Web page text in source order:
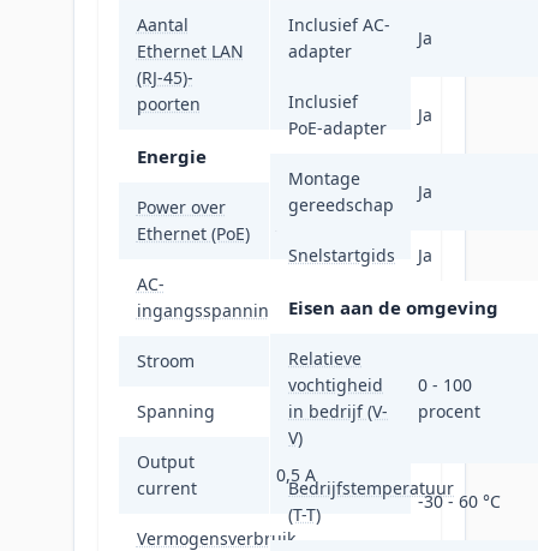
Aantal
Ethernet LAN
(RJ-45)-
poorten
Energie
Power over
Ethernet (PoE)
Ja
AC-
ingangsspanning
100 - 240 V
Stroom 1 A
Spanning 48 V
Output
current
0,5 A
Vermogensverbruik
Inclusief AC-
adapter
Ja
Inclusief
PoE-adapter
Ja
Montage
gereedschap
Ja
Snelstartgids Ja
Eisen aan de omgeving
Relatieve
vochtigheid
in bedrijf (V-
V)
0 - 100
procent
Bedrijfstemperatuur
(T-T)
-30 - 60 °C